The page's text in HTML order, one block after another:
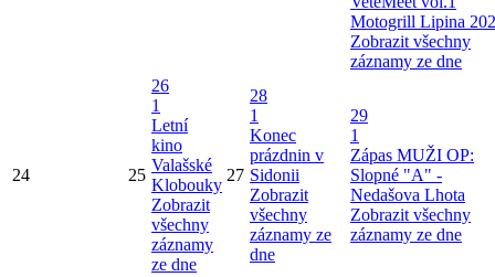
Motogrill Lipina
Zobrazit všechny
záznamy ze dne
24 25
26
1
Letní
kino
Valašské
Klobouky
Zobrazit
všechny
záznamy
ze dne
27
28
1
Konec
prázdnin v
Sidonii
Zobrazit
všechny
záznamy ze
dne
29
1
Zápas MUŽI OP:
Slopné "A" -
Nedašova Lhota
Zobrazit všechny
záznamy ze dne